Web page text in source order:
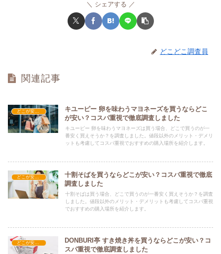
シェアする
どこどこ調査員
関連記事
どこが安い？-食品・食材
キユーピー 卵を味わうマヨネーズを買うならどこ
が安い？コスパ重視で徹底調査しました
キユーピー 卵を味わうマヨネーズは買う場合、どこで買うのが一
番安く買えそうか？を調査しました。値段以外のメリット・デメリ
ットも考慮してコスパ重視でおすすめの購入場所を紹介します。
どこが安い？-食品・食材
十割そばを買うならどこが安い？コスパ重視で徹底
調査しました
十割そばは買う場合、どこで買うのが一番安く買えそうか？を調査
しました。値段以外のメリット・デメリットも考慮してコスパ重視
でおすすめの購入場所を紹介します。
どこが安い？-食品・食材
DONBURI亭 すき焼き丼を買うならどこが安い？コ
スパ重視で徹底調査しました